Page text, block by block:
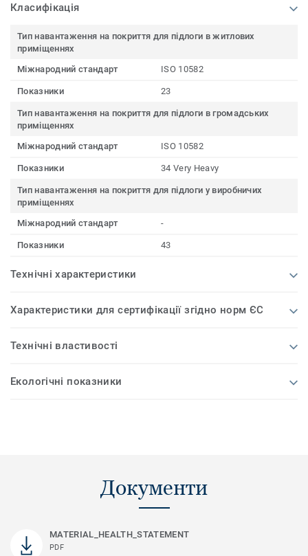
Класифікація
Тип навантаження на покриття для підлоги в житлових
приміщеннях
Міжнародний стандарт
ISO 10582
Показники 23
Тип навантаження на покриття для підлоги в громадських
приміщеннях
Міжнародний стандарт
ISO 10582
Показники 34 Very Heavy
Тип навантаження на покриття для підлоги у виробничих
приміщеннях
Міжнародний стандарт
-
Показники 43
Технічні характеристики
Характеристики для сертифікації згідно норм ЄС
Технічні властивості
Екологічні показники
Документи
MATERIAL_HEALTH_STATEMENT
PDF